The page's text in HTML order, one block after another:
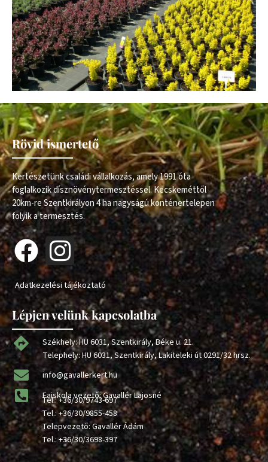
Rövid ismertető
Kertészetünk családi vállalkozás, amely 1991 óta
foglalkozik dísznövénytermesztéssel. Kecskeméttől
20km-re Szentkirályon 4 ha nagyságú konténertelepen
folyik a termesztés.
Adatkezelési tájékoztató
Lépjen velünk kapcsolatba
Székhely: HU 6031, Szentkirály, Béke u. 21.
Telephely: HU 6031, Szentkirály, Lakiteleki út 0291/32 hrsz.
info@gavallerkert.hu
Faiskola vezető: Gavallér Lajosné
Tel.:+36/30/9743-697
Tel.:+36/30/9855-458
Telepvezető: Gavallér Ádám
Tel.:+36/30/3698-397